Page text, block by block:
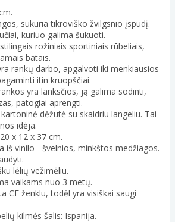
sukuria tikroviško žvilgsnio įspūdį.
kuriuo galima šukuoti.
rožiniais sportiniais rūbeliais,
batais.
rankų darbo, apgalvoti iki menkiausios
itin kruopščiai.
yra lanksčios, ją galima sodinti,
patogiai aprengti.
dėžutė su skaidriu langeliu. Tai
idėja.
x 12 x 37 cm.
iš vinilo - švelnios, minkštos medžiagos.
lėlių vežimėliu.
vaikams nuo 3 metų.
CE ženklu, todėl yra visiškai saugi
kilmės šalis: Ispanija.